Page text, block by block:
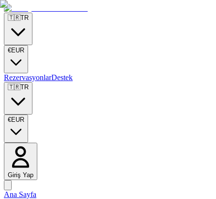
🇹🇷TR
€EUR
RezervasyonlarDestek
🇹🇷TR
€EUR
Giriş Yap
Ana Sayfa